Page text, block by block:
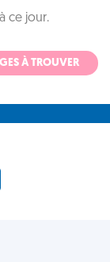
ce jour.
À TROUVER